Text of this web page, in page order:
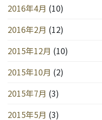
2016年4月 (10)
2016年2月 (12)
2015年12月 (10)
2015年10月 (2)
2015年7月 (3)
2015年5月 (3)